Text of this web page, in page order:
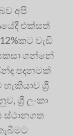
අපි
එක්සත්
වැඩි
ගන්නේ
පදනමක්
ශ්‍රී
ශ්‍රී ලංකා
ස්ථානගත